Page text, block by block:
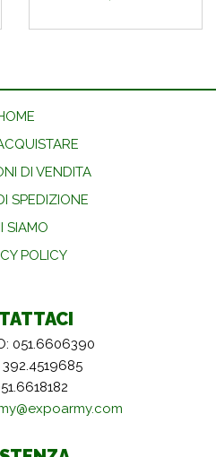
DI VENDITA
SPEDIZIONE
SIAMO
POLICY
051.6606390
392.4519685